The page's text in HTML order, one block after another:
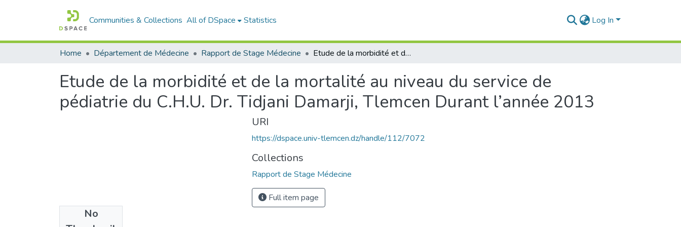
Communities & Collections All of DSpace Statistics Log In
Home Département de Médecine Rapport de Stage Médecine Etude de la morbidité et de la mortalité au niveau du service de pédiatrie du C.H.U. Dr. Tidjani Damarji, Tlemcen Durant l’année 2013
Etude de la morbidité et de la mortalité au niveau du service de
pédiatrie du C.H.U. Dr. Tidjani Damarji, Tlemcen Durant l’année 2013
No
URI
https://dspace.univ-tlemcen.dz/handle/112/7072
Collections
Rapport de Stage Médecine
Full item page